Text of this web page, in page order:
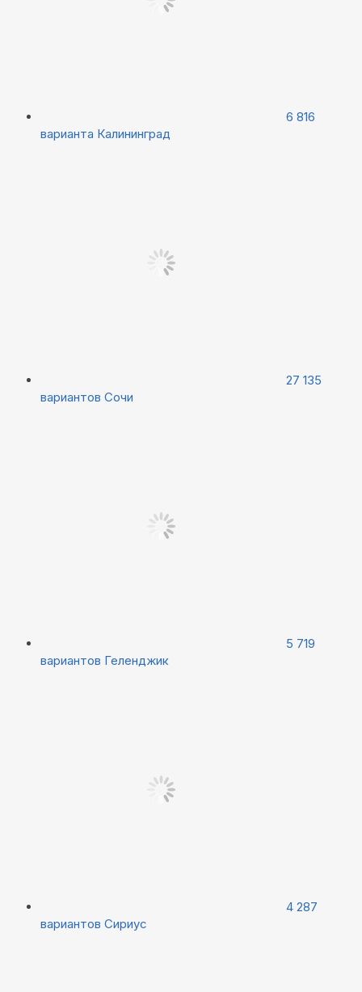
6 816
варианта Калининград
27 135
вариантов Сочи
5 719
вариантов Геленджик
4 287
вариантов Сириус